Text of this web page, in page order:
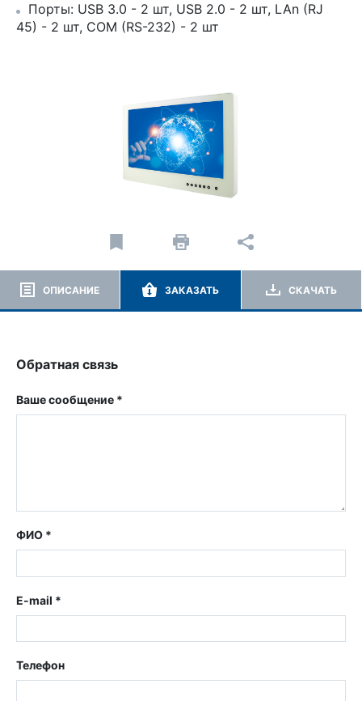
Порты: USB 3.0 - 2 шт, USB 2.0 - 2 шт, LAn (RJ
45) - 2 шт, COM (RS-232) - 2 шт
ОПИСАНИЕ ЗАКАЗАТЬ СКАЧАТЬ
Обратная связь
Ваше сообщение *
ФИО *
E-mail *
Телефон